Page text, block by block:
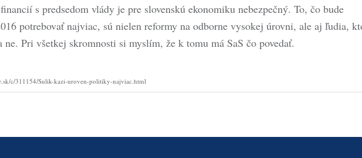
s predsedom vlády je pre slovenskú ekonomiku nebezpečný. To, čo bude
potrebovať najviac, sú nielen reformy na odborne vysokej úrovni, ale aj ľudia,
ne. Pri všetkej skromnosti si myslím, že k tomu má SaS čo povedať.
c/311154/Sulik-kazi-uroven-politiky-najviac.html